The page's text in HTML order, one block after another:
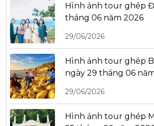
Hình ảnh tour ghép
tháng 06 năm 2026
29/06/2026
Hình ảnh tour ghép
ngày 29 tháng 06
29/06/2026
Hình ảnh tour ghép